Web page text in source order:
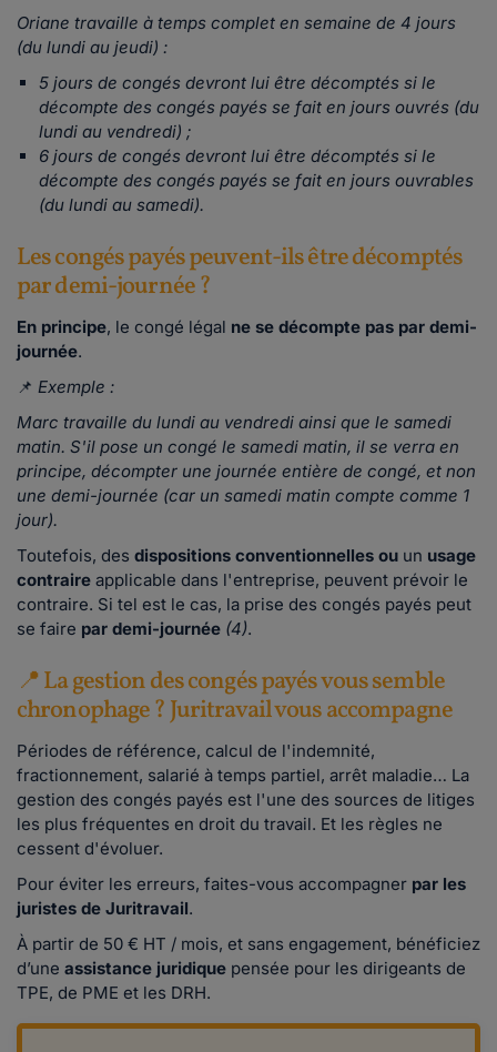
Oriane travaille à temps complet en semaine de 4 jours
(du lundi au jeudi) :
5 jours de congés devront lui être décomptés si le
décompte des congés payés se fait en jours ouvrés (du
lundi au vendredi) ;
6 jours de congés devront lui être décomptés si le
décompte des congés payés se fait en jours ouvrables
(du lundi au samedi).
Les congés payés peuvent-ils être décomptés
par demi-journée ?
En principe, le congé légal ne se décompte pas par demi-
journée.
📌 Exemple :
Marc travaille du lundi au vendredi ainsi que le samedi
matin. S'il pose un congé le samedi matin, il se verra en
principe, décompter une journée entière de congé, et non
une demi-journée (car un samedi matin compte comme 1
jour).
Toutefois, des dispositions conventionnelles ou un usage
contraire applicable dans l'entreprise, peuvent prévoir le
contraire. Si tel est le cas, la prise des congés payés peut
se faire par demi-journée (4).
📍 La gestion des congés payés vous semble
chronophage ? Juritravail vous accompagne
Périodes de référence, calcul de l'indemnité,
fractionnement, salarié à temps partiel, arrêt maladie… La
gestion des congés payés est l'une des sources de litiges
les plus fréquentes en droit du travail. Et les règles ne
cessent d'évoluer.
Pour éviter les erreurs, faites-vous accompagner par les
juristes de Juritravail.
À partir de 50 € HT / mois, et sans engagement, bénéficiez
d’une assistance juridique pensée pour les dirigeants de
TPE, de PME et les DRH.